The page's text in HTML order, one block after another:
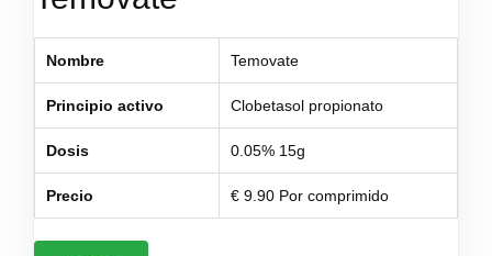
Nombre Temovate
Principio activo Clobetasol propionato
Dosis 0.05% 15g
Precio € 9.90 Por comprimido